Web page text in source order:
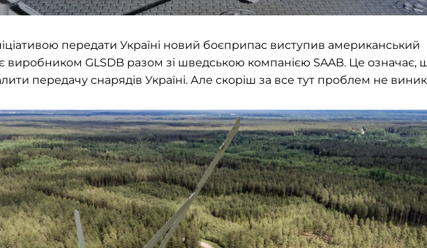
передати Україні новий боєприпас виступив американський
виробником GLSDB разом зі шведською компанією SAAB. Це означає,
передачу снарядів Україні. Але скоріш за все тут проблем не